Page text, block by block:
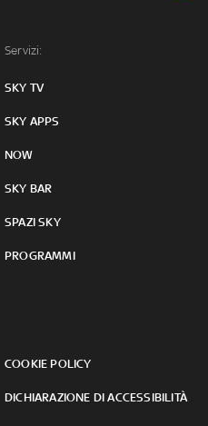
Servizi:
SKY TV
SKY APPS
NOW
SKY BAR
SPAZI SKY
PROGRAMMI
COOKIE POLICY
DICHIARAZIONE DI ACCESSIBILITÀ